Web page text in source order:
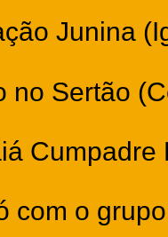
Junina
no Sertão
Cumpadre
com o